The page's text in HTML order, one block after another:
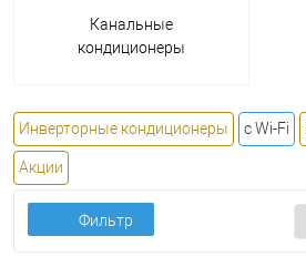
Канальные
кондиционеры
Инверторные кондиционеры с Wi-Fi
Акции
Фильтр